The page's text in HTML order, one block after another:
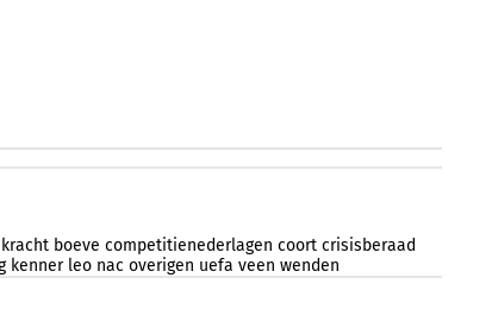
boeve competitienederlagen coort crisisberaad
kenner leo nac overigen uefa veen wenden